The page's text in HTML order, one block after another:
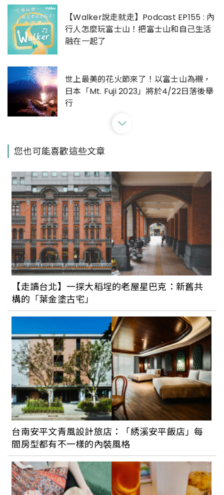
【Walker說走就走】Podcast EP155 : 內
行人怎麼玩富士山！把富士山和自己生活
融在一起了
世上最美的花火節來了！以富士山為襯，
日本「Mt. Fuji 2023」將於4/22日落後舉
行
【奶茶團長專欄】櫻花盛開前飛東京，在
富士山景的美好前開起自我的對話
【Walker說走就走】Podcast EP191 靜岡
旅遊大使回歸啦！睽違三年的靜岡很不一
樣（下）
最療癒的日本玩法！日本西湖奢華露營區
打造私人桑拿和露天浴池，還能看著富士
山入睡
【張維中專欄】見山不是山
您也可能喜歡這些文章
【走讀台北】一探大稻埕的老屋星巴克：新舊共
構的「葉金塗古宅」
台南安平文青風設計旅店：「綉溪安平飯店」每
間房型都有不一樣的內裝風格